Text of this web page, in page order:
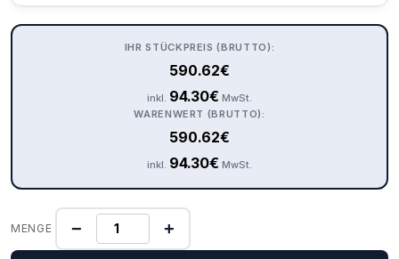
IHR STÜCKPREIS (BRUTTO):
590.62€
inkl. 94.30€ MwSt.
WARENWERT (BRUTTO):
590.62€
inkl. 94.30€ MwSt.
MENGE − +